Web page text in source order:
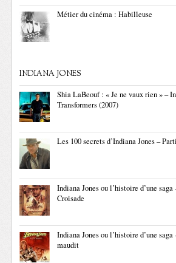
Métier du cinéma : Habilleuse
INDIANA JONES
Shia LaBeouf : « Je ne vaux rien » –
Transformers (2007)
Les 100 secrets d’Indiana Jones –
Indiana Jones ou l’histoire d’une
Croisade
Indiana Jones ou l’histoire d’une
maudit